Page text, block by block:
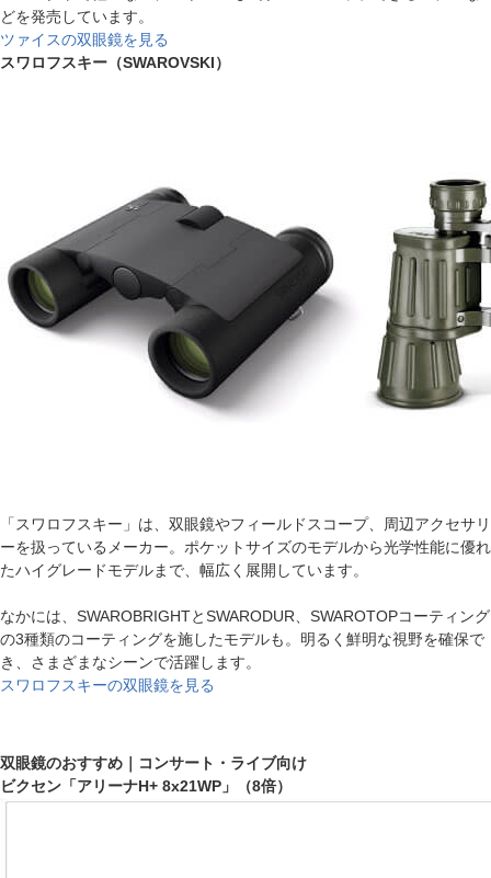
どを発売しています。
ツァイスの双眼鏡を見る
スワロフスキー（SWAROVSKI）
「スワロフスキー」は、双眼鏡やフィールドスコープ、周辺アクセサリ
ーを扱っているメーカー。ポケットサイズのモデルから光学性能に優れ
たハイグレードモデルまで、幅広く展開しています。
なかには、SWAROBRIGHTとSWARODUR、SWAROTOPコーティング
の3種類のコーティングを施したモデルも。明るく鮮明な視野を確保で
き、さまざまなシーンで活躍します。
スワロフスキーの双眼鏡を見る
双眼鏡のおすすめ｜コンサート・ライブ向け
ビクセン「アリーナH+ 8x21WP」（8倍）